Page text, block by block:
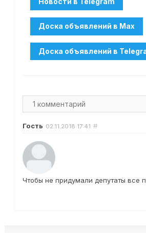
Гость 02.11.2018 17:41 #
Чтобы не придумали депутаты все